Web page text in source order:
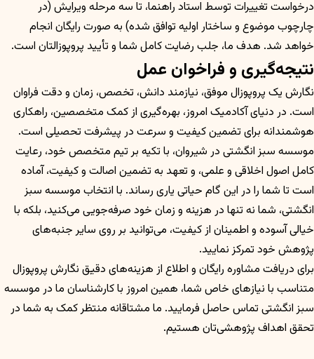
درخواست تغییرات توسط استاد راهنما، تا سه مرحله ویرایش (در
چارچوب موضوع و ساختار اولیه توافق شده) به صورت رایگان انجام
خواهد شد. هدف ما، جلب رضایت کامل شما و تأیید پروپوزالتان است.
نتیجه‌گیری و فراخوان عمل
نگارش یک پروپوزال موفق، نیازمند دانش، تخصص، زمان و دقت فراوان
است. در دنیای آکادمیک امروز، بهره‌گیری از کمک متخصصین، راهکاری
هوشمندانه برای تضمین کیفیت و سرعت در پیشرفت تحصیلی است.
موسسه سبز انگشتی در شیروان، با تکیه بر تیم متخصص خود، رعایت
کامل اصول اخلاقی و علمی، و تعهد به تضمین اصالت و کیفیت، آماده
است تا شما را در این گام حیاتی یاری رساند. با انتخاب موسسه سبز
انگشتی، شما نه تنها در هزینه و زمان خود صرفه‌جویی می‌کنید، بلکه با
خیالی آسوده و اطمینان از کیفیت، می‌توانید بر روی سایر جنبه‌های
پژوهش خود تمرکز نمایید.
برای دریافت مشاوره رایگان و اطلاع از هزینه‌های دقیق نگارش پروپوزال
متناسب با نیازهای خاص شما، همین امروز با کارشناسان ما در موسسه
سبز انگشتی تماس حاصل فرمایید. ما مشتاقانه منتظر کمک به شما در
تحقق اهداف پژوهشی‌تان هستیم.